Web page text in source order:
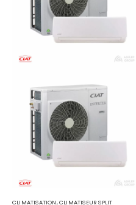
CLIMATISATION,CLIMATISEUR SPLIT